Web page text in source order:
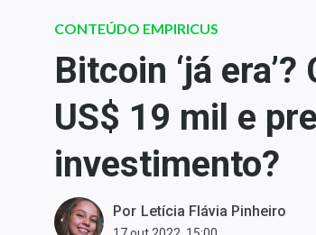
Newsletters
Cotações
Carteiras Recomendadas
Central de Dividendos
Central de Fundos
Imobiliários
Central dos IPOs
CONTEÚDO EMPIRICUS
Bitcoin ‘já
US$ 19 mil e
investimento?
Por Letícia Flávia Pinheiro